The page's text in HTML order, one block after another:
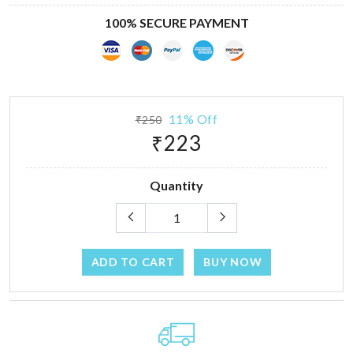
100% SECURE PAYMENT
₹250 11% Off
₹223
Quantity
ADD TO CART BUY NOW